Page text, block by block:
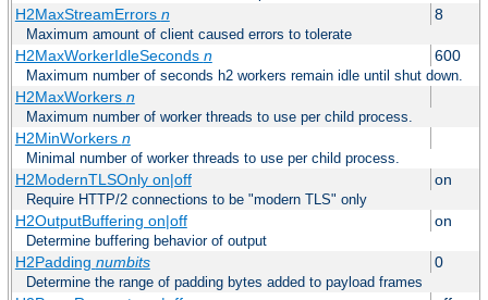
H2MaxStreamErrors n 8
Maximum amount of client caused errors to tolerate
H2MaxWorkerIdleSeconds n 600
Maximum number of seconds h2 workers remain idle until shut down.
H2MaxWorkers n
Maximum number of worker threads to use per child process.
H2MinWorkers n
Minimal number of worker threads to use per child process.
H2ModernTLSOnly on|off on
Require HTTP/2 connections to be "modern TLS" only
H2OutputBuffering on|off on
Determine buffering behavior of output
H2Padding numbits 0
Determine the range of padding bytes added to payload frames